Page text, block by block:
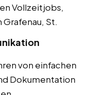
Vollzeitjobs,
St.
von einfachen
Dokumentation